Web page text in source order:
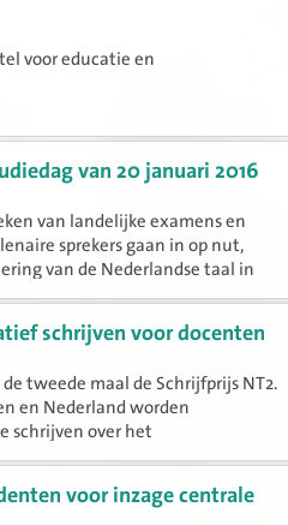
voor educatie en
van 20 januari 2016
van landelijke examens en
sprekers gaan in op nut,
van de Nederlandse taal in
en externe validering.
schrijven voor docenten
tweede maal de Schrijfprijs NT2.
en Nederland worden
schrijven over het
veranderde... Als aftrap
voor inzage centrale